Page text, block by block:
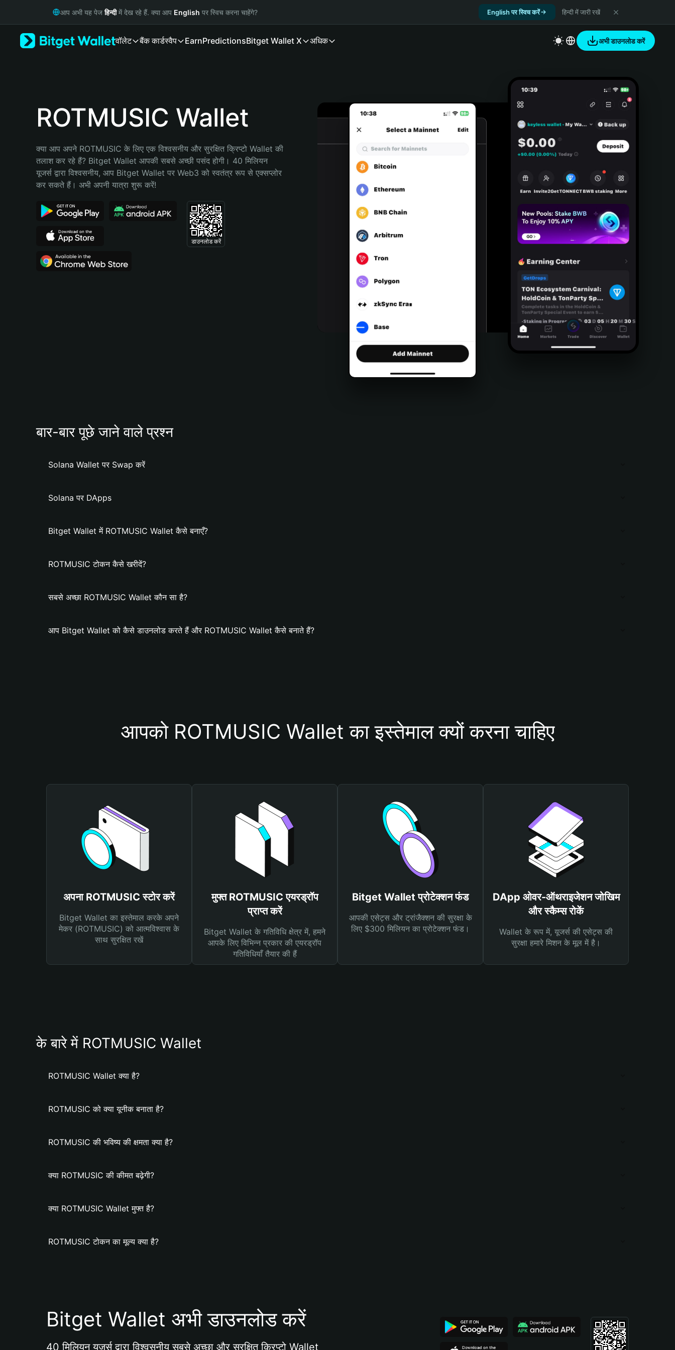
Русский
Bahasa Indonesia
Português (Brasil)
आप अभी यह पेजहिन्दीमें देख रहे हैं. क्या आप English पर स्विच करना चाहेंगे? English पर स्विच करें हिन्दी में जारी रखें
वॉलेट बैंक कार्डस्वैप EarnPredictionsBitget Wallet X अधिक अभी डाउनलोड करें
ROTMUSIC Wallet
क्या आप अपने ROTMUSIC के लिए एक विश्वसनीय और सुरक्षित क्रिप्टो Wallet की
तलाश कर रहे हैं? Bitget Wallet आपकी सबसे अच्छी पसंद होगी। 40 मिलियन
यूजर्स द्वारा विश्वसनीय, आप Bitget Wallet पर Web3 को स्वतंत्र रूप से एक्सप्लोर
कर सकते हैं। अभी अपनी यात्रा शुरू करें!
डाउनलोड करें
बार-बार पूछे जाने वाले प्रश्न
Solana Wallet पर Swap करें
Solana पर DApps
Bitget Wallet में ROTMUSIC Wallet कैसे बनाएँ?
ROTMUSIC टोकन कैसे खरीदें?
सबसे अच्छा ROTMUSIC Wallet कौन सा है?
आप Bitget Wallet को कैसे डाउनलोड करते हैं और ROTMUSIC Wallet कैसे बनाते हैं?
आपको ROTMUSIC Wallet का इस्तेमाल क्यों करना चाहिए
अपना ROTMUSIC स्टोर करें
Bitget Wallet का इस्तेमाल करके अपने
मेकर (ROTMUSIC) को आत्मविश्वास के
साथ सुरक्षित रखें
मुफ्त ROTMUSIC एयरड्रॉप
प्राप्त करें
Bitget Wallet के गतिविधि क्षेत्र में, हमने
आपके लिए विभिन्न प्रकार की एयरड्रॉप
गतिविधियाँ तैयार की हैं
Bitget Wallet प्रोटेक्शन फंड
आपकी एसेट्स और ट्रांजैक्शन की सुरक्षा के
लिए $300 मिलियन का प्रोटेक्शन फंड।
DApp ओवर-ऑथराइजेशन जोखिम
और स्कैम्स रोकें
Wallet के रूप में, यूजर्स की एसेट्स की
सुरक्षा हमारे मिशन के मूल में है।
के बारे में ROTMUSIC Wallet
ROTMUSIC Wallet क्या है?
ROTMUSIC को क्या यूनीक बनाता है?
ROTMUSIC की भविष्य की क्षमता क्या है?
क्या ROTMUSIC की कीमत बढ़ेगी?
क्या ROTMUSIC Wallet मुफ्त है?
ROTMUSIC टोकन का मूल्य क्या है?
Bitget Wallet अभी डाउनलोड करें
40 मिलियन यूजर्स द्वारा विश्वसनीय सबसे अच्छा और सुरक्षित क्रिप्टो Wallet